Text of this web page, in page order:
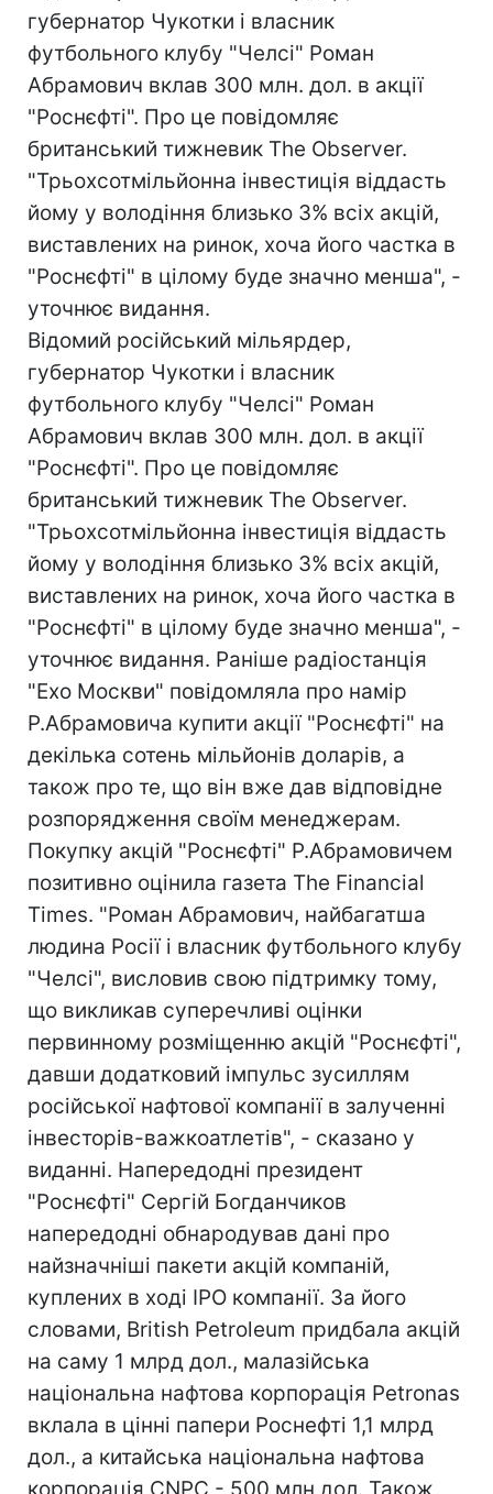
губернатор Чукотки і власник
футбольного клубу "Челсі" Роман
Абрамович вклав 300 млн. дол. в акції
"Роснєфті". Про це повідомляє
британський тижневик The Observer.
"Трьохсотмільйонна інвестиція віддасть
йому у володіння близько 3% всіх акцій,
виставлених на ринок, хоча його частка в
"Роснєфті" в цілому буде значно менша", -
уточнює видання.
Відомий російський мільярдер,
губернатор Чукотки і власник
футбольного клубу "Челсі" Роман
Абрамович вклав 300 млн. дол. в акції
"Роснєфті". Про це повідомляє
британський тижневик The Observer.
"Трьохсотмільйонна інвестиція віддасть
йому у володіння близько 3% всіх акцій,
виставлених на ринок, хоча його частка в
"Роснєфті" в цілому буде значно менша", -
уточнює видання. Раніше радіостанція
"Ехо Москви" повідомляла про намір
Р.Абрамовича купити акції "Роснєфті" на
декілька сотень мільйонів доларів, а
також про те, що він вже дав відповідне
розпорядження своїм менеджерам.
Покупку акцій "Роснєфті" Р.Абрамовичем
позитивно оцінила газета The Financial
Times. "Роман Абрамович, найбагатша
людина Росії і власник футбольного клубу
"Челсі", висловив свою підтримку тому,
що викликав суперечливі оцінки
первинному розміщенню акцій "Роснєфті",
давши додатковий імпульс зусиллям
російської нафтової компанії в залученні
інвесторів-важкоатлетів", - сказано у
виданні. Напередодні президент
"Роснєфті" Сергій Богданчиков
напередодні обнародував дані про
найзначніші пакети акцій компаній,
куплених в ході IPO компанії. За його
словами, British Petroleum придбала акцій
на саму 1 млрд дол., малазійська
національна нафтова корпорація Petronas
вклала в цінні папери Роснефті 1,1 млрд
дол., а китайська національна нафтова